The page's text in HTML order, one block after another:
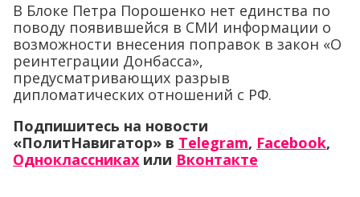
В Блоке Петра Порошенко нет единства по
поводу появившейся в СМИ информации о
возможности внесения поправок в закон «О
реинтеграции Донбасса»,
предусматривающих разрыв
дипломатических отношений с РФ.
Подпишитесь на новости
«ПолитНавигатор» в Telegram, Facebook,
Одноклассниках или Вконтакте